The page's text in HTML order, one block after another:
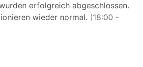
erfolgreich abgeschlossen.
wieder normal. (18:00 -